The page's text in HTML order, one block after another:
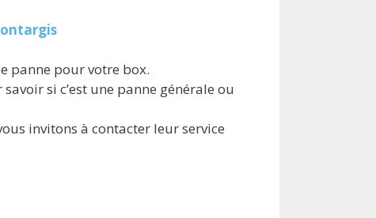
panne pour votre box.
si c’est une panne générale ou
invitons à contacter leur service